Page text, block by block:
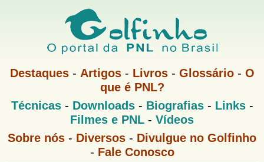
Pular
para
o
principal
G
f
M
u
Destaques- Artigos- Livros- Glossário- O
que é PNL?
M
e
P
Técnicas- Downloads- Biografias- Links-
Filmes e PNL - Vídeos
G
Sobre nós - Diversos - Divulgue no Golfinho
- Fale Conosco